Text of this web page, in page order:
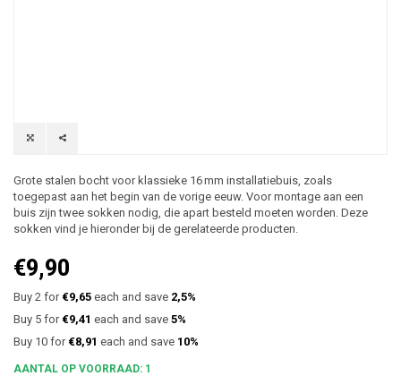
Grote stalen bocht voor klassieke 16 mm installatiebuis, zoals
toegepast aan het begin van de vorige eeuw. Voor montage aan een
buis zijn twee sokken nodig, die apart besteld moeten worden. Deze
sokken vind je hieronder bij de gerelateerde producten.
€9,90
Buy 2 for €9,65 each and save 2,5%
Buy 5 for €9,41 each and save 5%
Buy 10 for €8,91 each and save 10%
AANTAL OP VOORRAAD: 1